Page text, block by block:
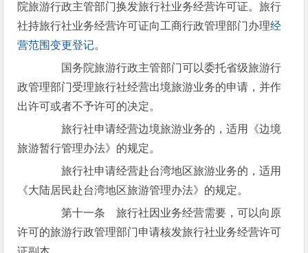
院旅游行政主管部门换发旅行社业务经营许可证。旅行
社持旅行社业务经营许可证向工商行政管理部门办理经
营范围变更登记。
国务院旅游行政主管部门可以委托省级旅游行
政管理部门受理旅行社经营出境旅游业务的申请，并作
出许可或者不予许可的决定。
旅行社申请经营边境旅游业务的，适用《边境
旅游暂行管理办法》的规定。
旅行社申请经营赴台湾地区旅游业务的，适用
《大陆居民赴台湾地区旅游管理办法》的规定。
第十一条 旅行社因业务经营需要，可以向原
许可的旅游行政管理部门申请核发旅行社业务经营许可